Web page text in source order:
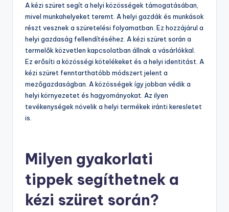
A kézi szüret segít a helyi közösségek támogatásában,
mivel munkahelyeket teremt. A helyi gazdák és munkások
részt vesznek a szüretelési folyamatban. Ez hozzájárul a
helyi gazdaság fellendítéséhez. A kézi szüret során a
termelők közvetlen kapcsolatban állnak a vásárlókkal.
Ez erősíti a közösségi kötelékeket és a helyi identitást. A
kézi szüret fenntarthatóbb módszert jelent a
mezőgazdaságban. A közösségek így jobban védik a
helyi környezetet és hagyományokat. Az ilyen
tevékenységek növelik a helyi termékek iránti keresletet
is.